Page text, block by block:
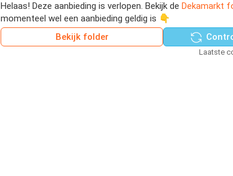
Helaas! Deze aanbieding is verlopen. Bekijk de Dekamarkt
momenteel wel een aanbieding geldig is 👇
Bekijk folder
Laatste